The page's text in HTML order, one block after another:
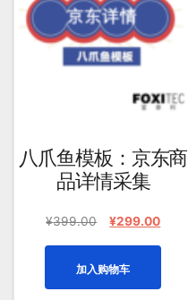
八爪鱼模板：京东商
品详情采集
¥399.00
原
¥399.00。
¥299.00当
为：
加入购物车